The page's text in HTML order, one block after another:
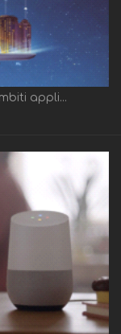
appli...